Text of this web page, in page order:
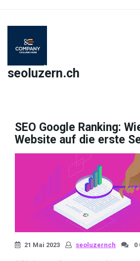
content
seoluzern.ch
SEO Google Ranking:
Website auf die erste
21 Mai 2023 seoluzernch 0